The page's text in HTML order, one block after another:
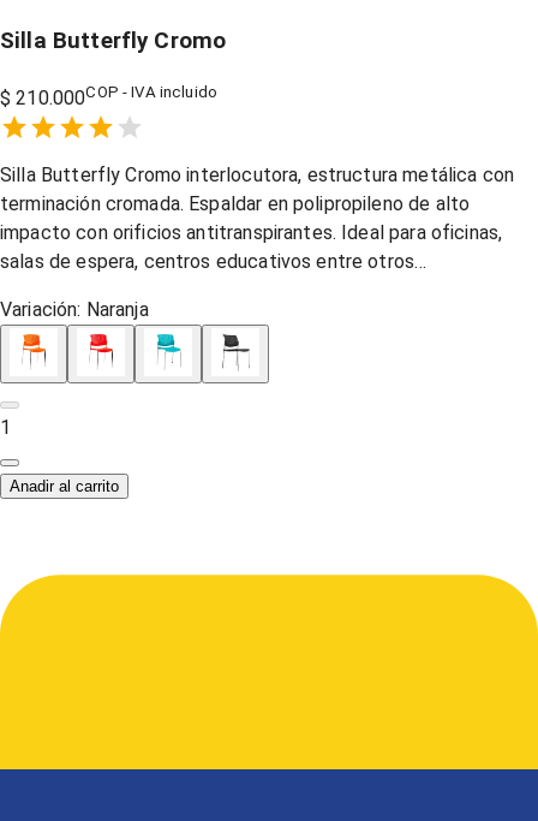
Silla Butterfly Cromo
$ 210.000COP - IVA incluido
1 Star,
2 Stars,
3 Stars,
4 Stars,
5 Stars,
Silla Butterfly Cromo interlocutora, estructura metálica con
terminación cromada. Espaldar en polipropileno de alto
impacto con orificios antitranspirantes. Ideal para oficinas,
salas de espera, centros educativos entre otros…
Variación: Naranja
1
Anadir al carrito